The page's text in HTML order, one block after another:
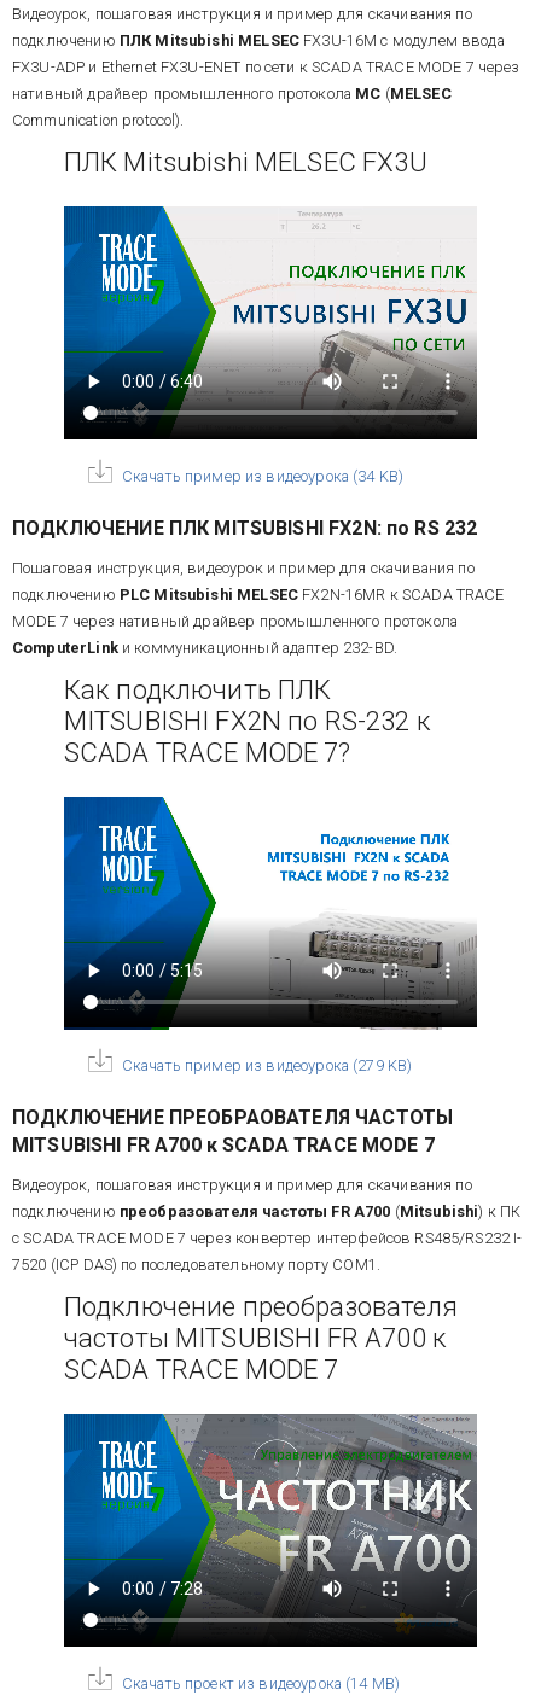
Видеоурок, пошаговая инструкция и пример для скачивания по
подключению ПЛК Mitsubishi MELSEC FX3U-16M с модулем ввода
FX3U-ADP и Ethernet FX3U-ENET по сети к SCADA TRACE MODE 7 через
нативный драйвер промышленного протокола МС (MELSEC
Communication protocol).
ПЛК Mitsubishi MELSEC FX3U
Скачать пример из видеоурока (34 KB)
ПОДКЛЮЧЕНИЕ ПЛК MITSUBISHI FX2N: по RS 232
Пошаговая инструкция, видеоурок и пример для скачивания по
подключению PLC Mitsubishi MELSEC FX2N-16MR к SCADA TRACE
MODE 7 через нативный драйвер промышленного протокола
ComputerLinkи коммуникационный адаптер 232-BD.
Как подключить ПЛК
MITSUBISHI FX2N по RS-232 к
SCADA TRACE MODE 7?
Скачать пример из видеоурока (279 KB)
ПОДКЛЮЧЕНИЕ ПРЕОБРАОВАТЕЛЯ ЧАСТОТЫ
MITSUBISHI FR A700 к SCADA TRACE MODE 7
Видеоурок, пошаговая инструкция и пример для скачивания по
подключению преобразователя частоты FR A700 (Mitsubishi) к ПК
с SCADA TRACE MODE 7 через конвертер интерфейсов RS485/RS232 I-
7520 (ICP DAS) по последовательному порту COM1.
Подключение преобразователя
частоты MITSUBISHI FR A700 к
SCADA TRACE MODE 7
Скачать проект из видеоурока (14 MB)